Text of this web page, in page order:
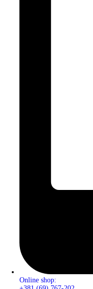
Online shop: